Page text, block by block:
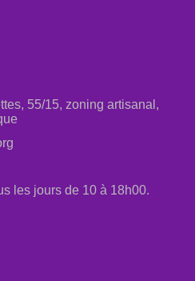
55/15, zoning artisanal,
les jours de 10 à 18h00.